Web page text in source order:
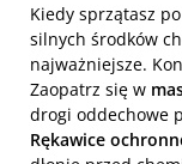
Kiedy sprzątasz
silnych środków
najważniejsze.
Zaopatrz się w
drogi oddechowe
Rękawice